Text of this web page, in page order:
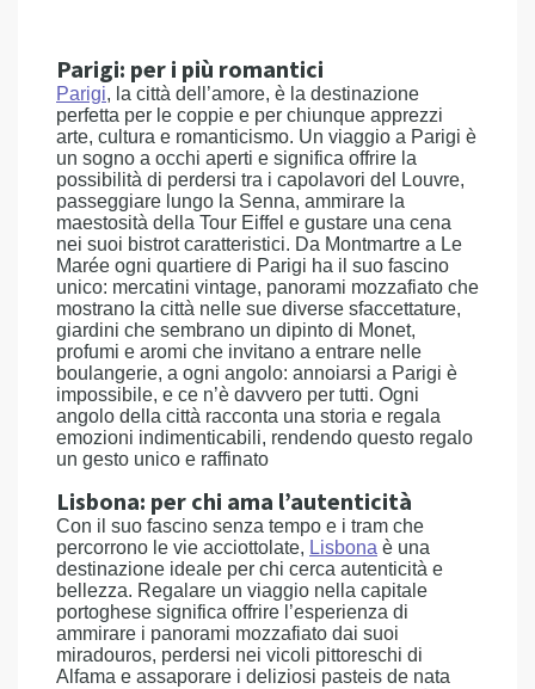
Parigi: per i più romantici
Parigi, la città dell’amore, è la destinazione
perfetta per le coppie e per chiunque apprezzi
arte, cultura e romanticismo. Un viaggio a Parigi è
un sogno a occhi aperti e significa offrire la
possibilità di perdersi tra i capolavori del Louvre,
passeggiare lungo la Senna, ammirare la
maestosità della Tour Eiffel e gustare una cena
nei suoi bistrot caratteristici. Da Montmartre a Le
Marée ogni quartiere di Parigi ha il suo fascino
unico: mercatini vintage, panorami mozzafiato che
mostrano la città nelle sue diverse sfaccettature,
giardini che sembrano un dipinto di Monet,
profumi e aromi che invitano a entrare nelle
boulangerie, a ogni angolo: annoiarsi a Parigi è
impossibile, e ce n’è davvero per tutti. Ogni
angolo della città racconta una storia e regala
emozioni indimenticabili, rendendo questo regalo
un gesto unico e raffinato
Lisbona: per chi ama l’autenticità
Con il suo fascino senza tempo e i tram che
percorrono le vie acciottolate, Lisbona è una
destinazione ideale per chi cerca autenticità e
bellezza. Regalare un viaggio nella capitale
portoghese significa offrire l’esperienza di
ammirare i panorami mozzafiato dai suoi
miradouros, perdersi nei vicoli pittoreschi di
Alfama e assaporare i deliziosi pasteis de nata